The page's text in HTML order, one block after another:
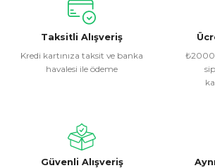
konularda yetersiz gördüğünüz noktaları
kullanarak tarafımıza iletebilirsiniz.
Görüş ve önerileriniz için teşekkür ederiz.
Ürün resmi kalitesiz, bozuk veya
Ürün fiyatı diğer sitelerden daha pahalı.
Bu ürüne benzer farklı alternatifler olmalı.
Taksitli Alışveriş
Kredi kartınıza taksit ve banka
havalesi ile ödeme
Güvenli Alışveriş